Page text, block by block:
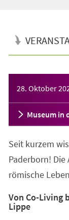
28. Oktober
Museum in
Seit kurzem
Paderborn!
römische
Von Co-Living
Lippe